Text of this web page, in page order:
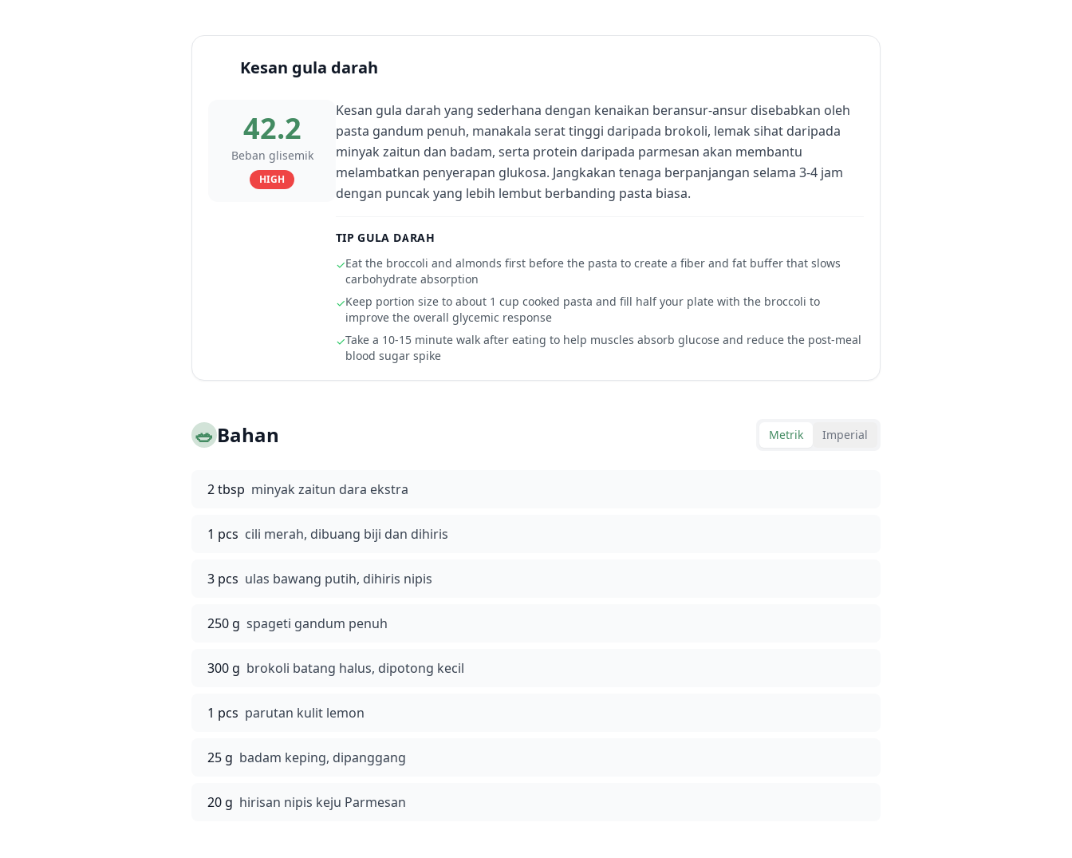
Kesan gula darah
42.2
Beban glisemik
HIGH
Kesan gula darah yang sederhana dengan kenaikan beransur-ansur disebabkan oleh
pasta gandum penuh, manakala serat tinggi daripada brokoli, lemak sihat daripada
minyak zaitun dan badam, serta protein daripada parmesan akan membantu
melambatkan penyerapan glukosa. Jangkakan tenaga berpanjangan selama 3-4 jam
dengan puncak yang lebih lembut berbanding pasta biasa.
TIP GULA DARAH
✓Eat the broccoli and almonds first before the pasta to create a fiber and fat buffer that slows
carbohydrate absorption
✓Keep portion size to about 1 cup cooked pasta and fill half your plate with the broccoli to
improve the overall glycemic response
✓Take a 10-15 minute walk after eating to help muscles absorb glucose and reduce the post-meal
blood sugar spike
🥗Bahan Metrik Imperial
2 tbsp minyak zaitun dara ekstra
1 pcs cili merah, dibuang biji dan dihiris
3 pcs ulas bawang putih, dihiris nipis
250 g spageti gandum penuh
300 g brokoli batang halus, dipotong kecil
1 pcs parutan kulit lemon
25 g badam keping, dipanggang
20 g hirisan nipis keju Parmesan